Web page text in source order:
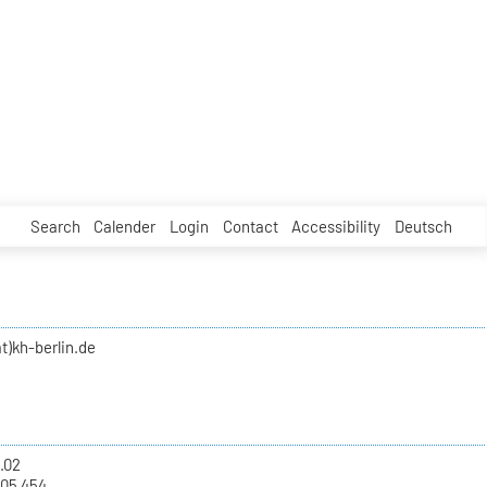
Search Calender Login Contact Accessibility Deutsch
berlin.de